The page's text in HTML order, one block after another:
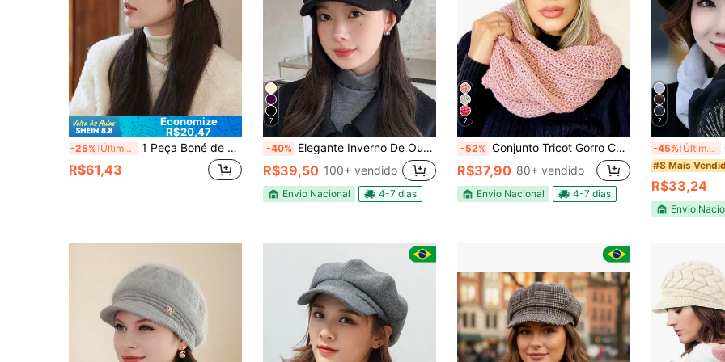
Economize
R$20,47
-25% Últimos 2 dias 1 Peça Boné de Cor Sólida, Outono/Inverno, Feminino, Estilo Japonês Minimalista Elegante Boné Octogonal de Estrela de Quatro Pontas, Boina Retrô Chique, Adequado para Presentes de Natal, Ano Novo, Dia dos Namorados
R$61,43
7
-40% Elegante Inverno De Outono Malha Chapéus Para Mulher Boina Gorro Observe que a cor está um pouco errada
R$39,50 100+ vendido
Envio Nacional 4-7 dias
7
-52% Conjunto Tricot Gorro Cachecol Infinito Macio Lã Tendencia Inverno Moda
R$37,90 80+ vendido
Envio Nacional 4-7 dias
7
-45% Últimos 3 dias
#8 Mais
R$33,24
Envio